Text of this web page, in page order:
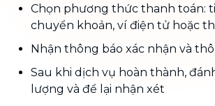
Chọn phương thức thanh toán:
chuyển khoản, ví điện tử hoặc
Nhận thông báo xác nhận và
Sau khi dịch vụ hoàn thành,
lượng và để lại nhận xét